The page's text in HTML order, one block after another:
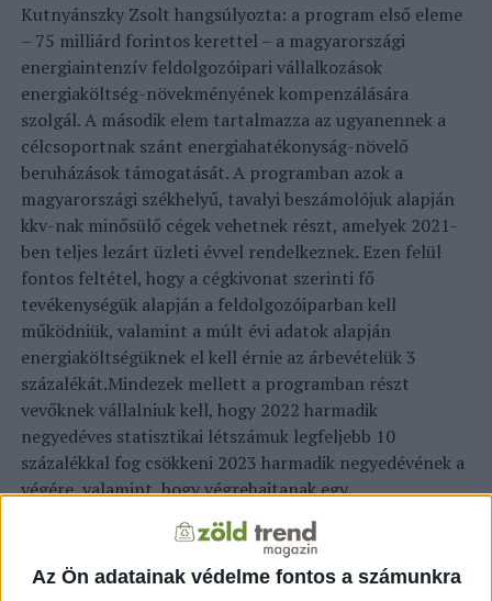
Az Ön adatainak védelme fontos a számunkra
Kutnyánszky Zsolt hangsúlyozta: a program első eleme
– 75 milliárd forintos kerettel – a magyarországi
energiaintenzív feldolgozóipari vállalkozások
energiaköltség-növekményének kompenzálására
szolgál. A második elem tartalmazza az ugyanennek a
célcsoportnak szánt energiahatékonyság-növelő
beruházások támogatását. A programban azok a
magyarországi székhelyű, tavalyi beszámolójuk alapján
kkv-nak minősülő cégek vehetnek részt, amelyek 2021-
ben teljes lezárt üzleti évvel rendelkeznek. Ezen felül
fontos feltétel, hogy a cégkivonat szerinti fő
tevékenységük alapján a feldolgozóiparban kell
működniük, valamint a múlt évi adatok alapján
energiaköltségüknek el kell érnie az árbevételük 3
százalékát.Mindezek mellett a programban részt
vevőknek vállalniuk kell, hogy 2022 harmadik
negyedéves statisztikai létszámuk legfeljebb 10
százalékkal fog csökkeni 2023 harmadik negyedévének a
végére, valamint, hogy végrehajtanak egy
energiaköltség-csökkentő beruházást – ismertette az
államtitkár. Kutnyánszky Zsolt kifejtette, a program
első elemében vissza nem térítendő támogatás